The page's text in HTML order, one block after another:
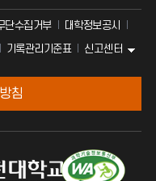
단수집거부
대학정보공시
기록관리기준표 신고센터
침